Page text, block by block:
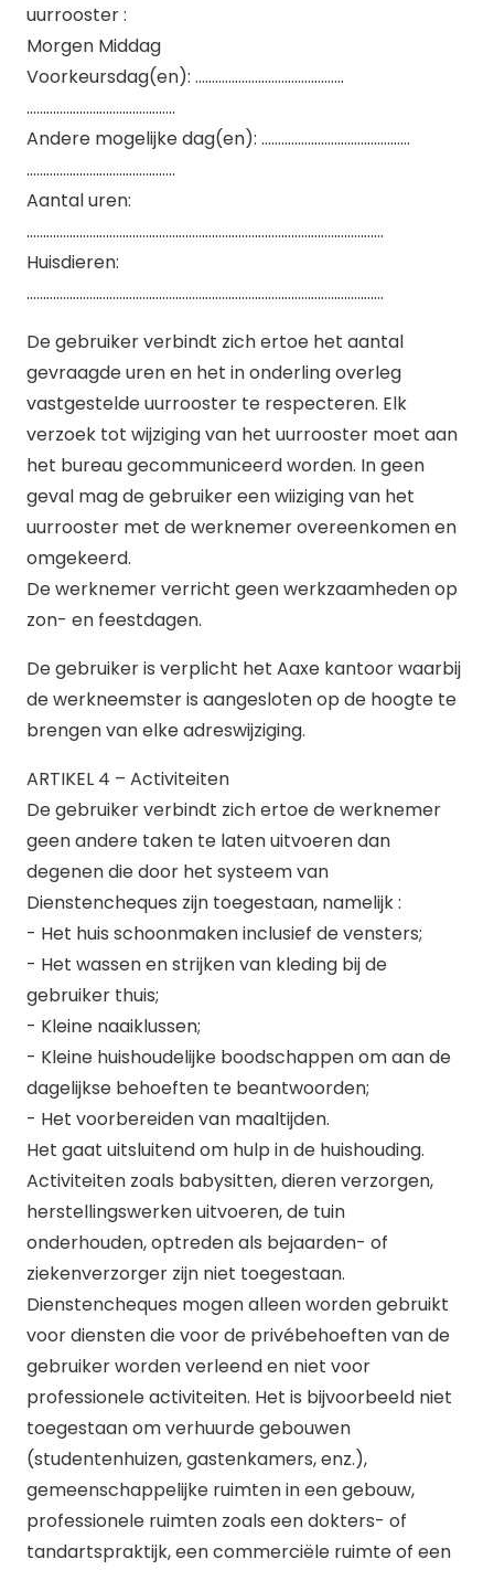
uurrooster :
Morgen Middag
Voorkeursdag(en): ………………………………………
………………………………………
Andere mogelijke dag(en): ………………………………………
………………………………………
Aantal uren:
………………………………………………………………………………………………
Huisdieren:
………………………………………………………………………………………………
De gebruiker verbindt zich ertoe het aantal
gevraagde uren en het in onderling overleg
vastgestelde uurrooster te respecteren. Elk
verzoek tot wijziging van het uurrooster moet aan
het bureau gecommuniceerd worden. In geen
geval mag de gebruiker een wiiziging van het
uurrooster met de werknemer overeenkomen en
omgekeerd.
De werknemer verricht geen werkzaamheden op
zon- en feestdagen.
De gebruiker is verplicht het Aaxe kantoor waarbij
de werkneemster is aangesloten op de hoogte te
brengen van elke adreswijziging.
ARTIKEL 4 – Activiteiten
De gebruiker verbindt zich ertoe de werknemer
geen andere taken te laten uitvoeren dan
degenen die door het systeem van
Dienstencheques zijn toegestaan, namelijk :
- Het huis schoonmaken inclusief de vensters;
- Het wassen en strijken van kleding bij de
gebruiker thuis;
- Kleine naaiklussen;
- Kleine huishoudelijke boodschappen om aan de
dagelijkse behoeften te beantwoorden;
- Het voorbereiden van maaltijden.
Het gaat uitsluitend om hulp in de huishouding.
Activiteiten zoals babysitten, dieren verzorgen,
herstellingswerken uitvoeren, de tuin
onderhouden, optreden als bejaarden- of
ziekenverzorger zijn niet toegestaan.
Dienstencheques mogen alleen worden gebruikt
voor diensten die voor de privébehoeften van de
gebruiker worden verleend en niet voor
professionele activiteiten. Het is bijvoorbeeld niet
toegestaan om verhuurde gebouwen
(studentenhuizen, gastenkamers, enz.),
gemeenschappelijke ruimten in een gebouw,
professionele ruimten zoals een dokters- of
tandartspraktijk, een commerciële ruimte of een